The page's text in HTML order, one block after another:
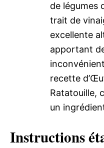
de légumes
trait de
excellente
apportant
recette
Ratatouille,
un
Instructions